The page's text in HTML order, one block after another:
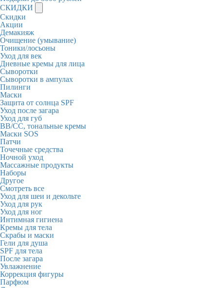
СКИДКИ
Скидки
Акции
Демакияж
Очищение (умывание)
Тоники/лосьоны
Уход для век
Дневные кремы для лица
Сыворотки
Сыворотки в ампулах
Пилинги
Маски
Защита от солнца SPF
Уход после загара
Уход для губ
BB/CC, тональные кремы
Маски SOS
Патчи
Точечные средства
Ночной уход
Массажные продукты
Наборы
Другое
Смотреть все
Уход для шеи и декольте
Уход для рук
Уход для ног
Интимная гигиена
Кремы для тела
Скрабы и маски
Гели для душа
SPF для тела
После загара
Увлажнение
Коррекция фигуры
Парфюм